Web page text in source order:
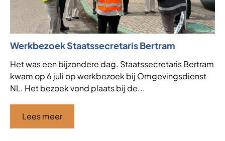
Werkbezoek Staatssecretaris Bertram
Het was een bijzondere dag. Staatssecretaris Bertram
kwam op 6 juli op werkbezoek bij Omgevingsdienst
NL. Het bezoek vond plaats bij de...
Lees meer